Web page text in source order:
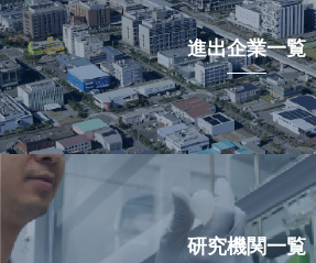
進出企業一覧
研究機関一覧